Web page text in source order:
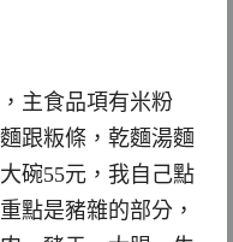
主食品項有米粉
跟粄條，乾麵湯麵
碗55元，我自己點
點是豬雜的部分，